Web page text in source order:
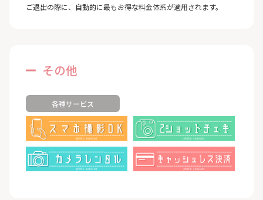
ご退出の際に、自動的に最もお得な料金体系が適用されます。
その他
各種サービス